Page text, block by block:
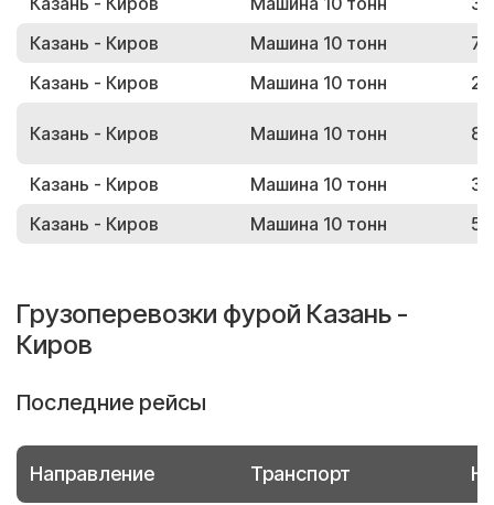
Казань - Киров
Машина 10 тонн
Казань - Киров
Машина 10 тонн
Казань - Киров Машина 10 тонн
Казань - Киров Машина 10 тонн
Казань - Киров
Машина 10 тонн
Грузоперевозки фурой Казань -
Киров
Последние рейсы
Направление Транспорт